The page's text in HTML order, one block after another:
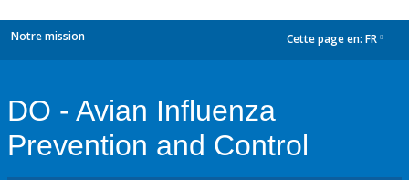
Notre mission Cette page en: FR
DO - Avian Influenza
Prevention and Control